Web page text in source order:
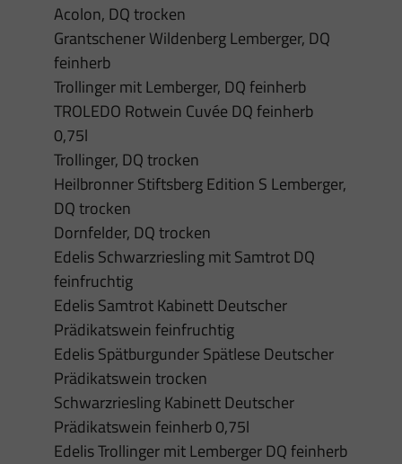
Acolon, DQ trocken
Grantschener Wildenberg Lemberger, DQ
feinherb
Trollinger mit Lemberger, DQ feinherb
TROLEDO Rotwein Cuvée DQ feinherb
0,75l
Trollinger, DQ trocken
Heilbronner Stiftsberg Edition S Lemberger,
DQ trocken
Dornfelder, DQ trocken
Edelis Schwarzriesling mit Samtrot DQ
feinfruchtig
Edelis Samtrot Kabinett Deutscher
Prädikatswein feinfruchtig
Edelis Spätburgunder Spätlese Deutscher
Prädikatswein trocken
Schwarzriesling Kabinett Deutscher
Prädikatswein feinherb 0,75l
Edelis Trollinger mit Lemberger DQ feinherb